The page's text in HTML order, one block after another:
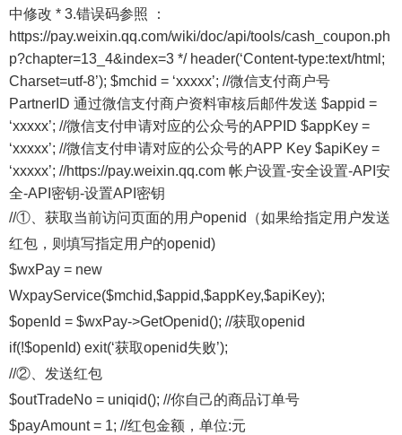
中修改 * 3.错误码参照 ：
https://pay.weixin.qq.com/wiki/doc/api/tools/cash_coupon.ph
p?chapter=13_4&index=3 */ header(‘Content-type:text/html;
Charset=utf-8’); $mchid = ‘xxxxx’; //微信支付商户号
PartnerID 通过微信支付商户资料审核后邮件发送 $appid =
‘xxxxx’; //微信支付申请对应的公众号的APPID $appKey =
‘xxxxx’; //微信支付申请对应的公众号的APP Key $apiKey =
‘xxxxx’; //https://pay.weixin.qq.com 帐户设置-安全设置-API安
全-API密钥-设置API密钥
//①、获取当前访问页面的用户openid（如果给指定用户发送
红包，则填写指定用户的openid)
$wxPay = new
WxpayService($mchid,$appid,$appKey,$apiKey);
$openId = $wxPay->GetOpenid(); //获取openid
if(!$openId) exit(‘获取openid失败’);
//②、发送红包
$outTradeNo = uniqid(); //你自己的商品订单号
$payAmount = 1; //红包金额，单位:元